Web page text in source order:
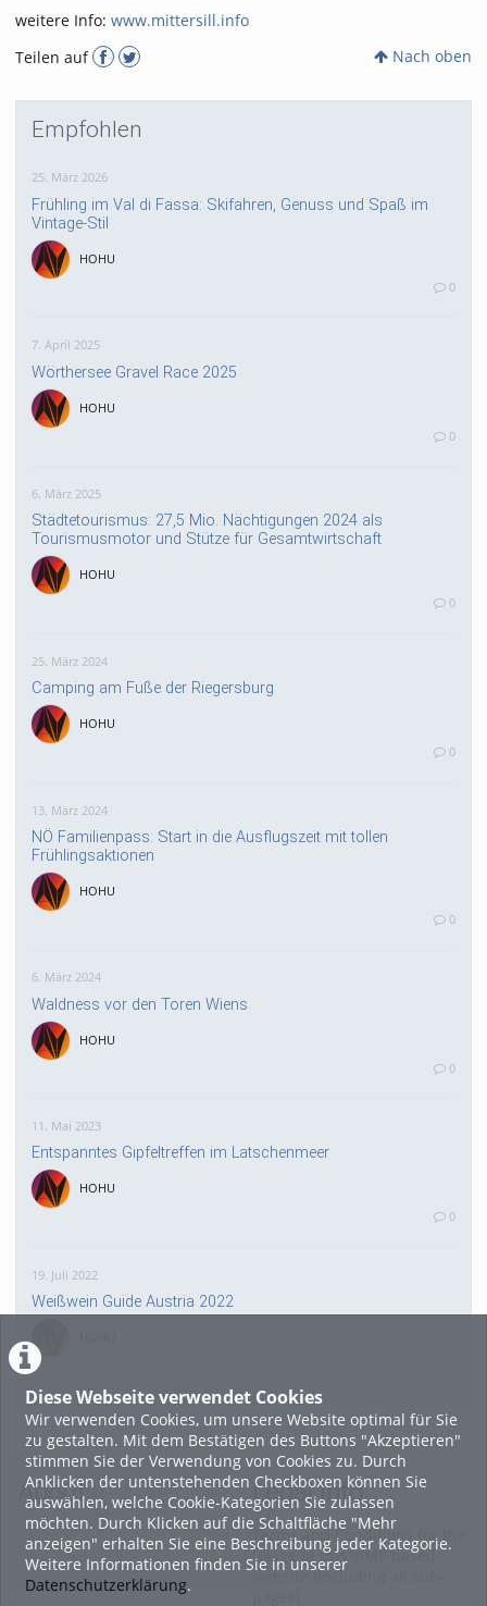
Diese Webseite verwendet Cookies
Wir verwenden Cookies, um unsere Website optimal für Sie
zu gestalten. Mit dem Bestätigen des Buttons "Akzeptieren"
stimmen Sie der Verwendung von Cookies zu. Durch
Anklicken der untenstehenden Checkboxen können Sie
auswählen, welche Cookie-Kategorien Sie zulassen
möchten. Durch Klicken auf die Schaltfläche "Mehr
anzeigen" erhalten Sie eine Beschreibung jeder Kategorie.
Weitere Informationen finden Sie in unserer
Datenschutzerklärung.
weitere Info: www.mittersill.info
Teilen auf
Nach oben
Empfohlen
25. März 2026
Frühling im Val di Fassa: Skifahren, Genuss und Spaß im
Vintage-Stil
HOHU
0
7. April 2025
Wörthersee Gravel Race 2025
HOHU
0
6. März 2025
Städtetourismus: 27,5 Mio. Nächtigungen 2024 als
Tourismusmotor und Stütze für Gesamtwirtschaft
HOHU
0
25. März 2024
Camping am Fuße der Riegersburg
HOHU
0
13. März 2024
NÖ Familienpass: Start in die Ausflugszeit mit tollen
Frühlingsaktionen
HOHU
0
6. März 2024
Waldness vor den Toren Wiens
HOHU
0
11. Mai 2023
Entspanntes Gipfeltreffen im Latschenmeer
HOHU
0
19. Juli 2022
Weißwein Guide Austria 2022
16. Mai 2022
neuer Test-Newsbeitrag
HOHU
9. Mai 2022
¨Haager Lies reloaded“ - der neue Top-Radweg in OÖ
About Legal Info
Terms and Conditions for the
Usage of this ViMP based
website (including all sub-